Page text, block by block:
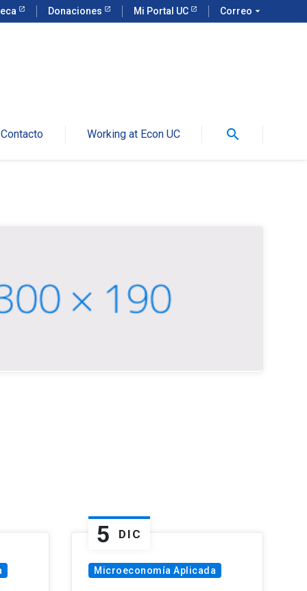
Donaciones Mi Portal UC Correo arrow_drop_down
Contacto Working at Econ UC search
5 DIC
Microeconomía Aplicada